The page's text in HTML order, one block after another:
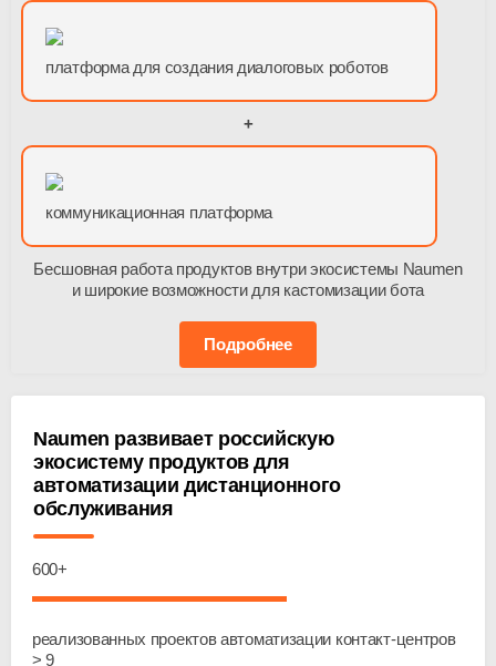
платформа для создания диалоговых роботов
+
коммуникационная платформа
Бесшовная работа продуктов внутри экосистемы Naumen
и широкие возможности для кастомизации бота
Подробнее
Naumen развивает российскую
экосистему продуктов для
автоматизации дистанционного
обслуживания
600+
реализованных проектов автоматизации контакт-центров
> 9